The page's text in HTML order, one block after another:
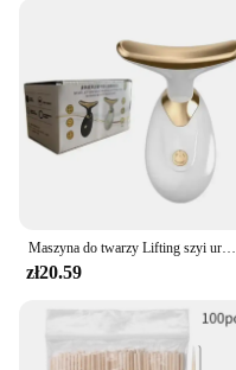
Maszyna do twarzy Lifting szyi urządzenie kosmetyczne przeciwzmarszczkowy masażer do twarzy odmładzanie skóry cienki podwójny wibrator podbródkowy Dropshipping
zł20.59